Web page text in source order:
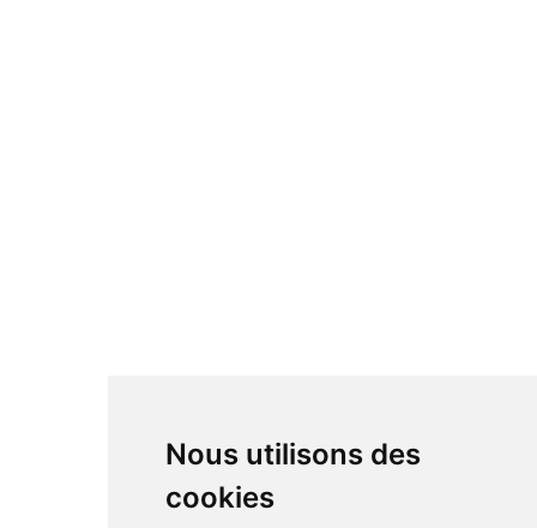
Nous utilisons des
cookies